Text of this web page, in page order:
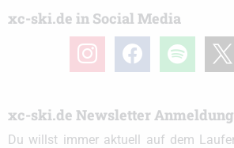
xc-ski.de in Social Media
instagramfacebook spotify
xc-ski.de Newsletter Anmeldung
Du willst immer aktuell auf dem